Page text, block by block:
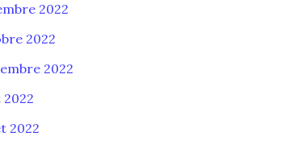
2022
2022
2022
2022
2022